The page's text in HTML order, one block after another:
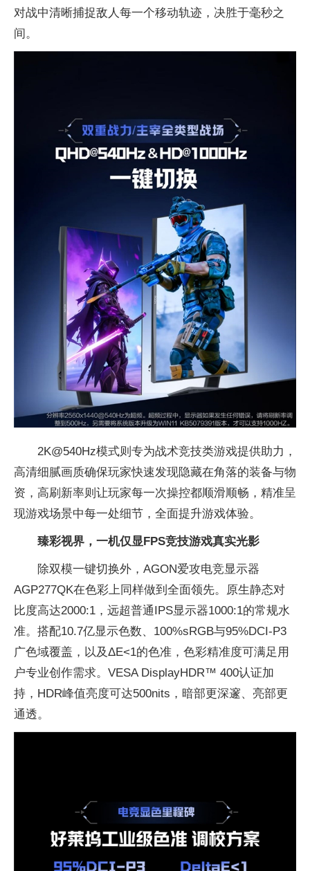
对战中清晰捕捉敌人每一个移动轨迹，决胜于毫秒之
间。
2K@540Hz模式则专为战术竞技类游戏提供助力，
高清细腻画质确保玩家快速发现隐藏在角落的装备与物
资，高刷新率则让玩家每一次操控都顺滑顺畅，精准呈
现游戏场景中每一处细节，全面提升游戏体验。
臻彩视界，一机仅显FPS竞技游戏真实光影
除双模一键切换外，AGON爱攻电竞显示器
AGP277QK在色彩上同样做到全面领先。原生静态对
比度高达2000:1，远超普通IPS显示器1000:1的常规水
准。搭配10.7亿显示色数、100%sRGB与95%DCI-P3
广色域覆盖，以及ΔE<1的色准，色彩精准度可满足用
户专业创作需求。VESA DisplayHDR™ 400认证加
持，HDR峰值亮度可达500nits，暗部更深邃、亮部更
通透。